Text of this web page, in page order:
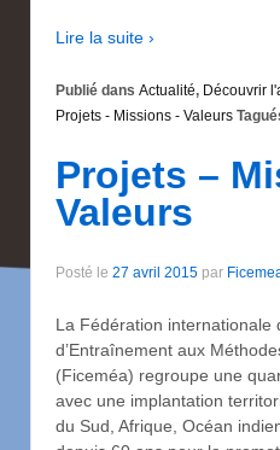
Lire la suite ›
Publié dans Actualité, Découvrir
Projets - Missions - Valeurs
Projets –
Valeurs
Posté le 27 avril 2015 par
La Fédération internationale
d’Entraînement aux
(Ficeméa) regroupe une
avec une implantation
du Sud, Afrique, Océan